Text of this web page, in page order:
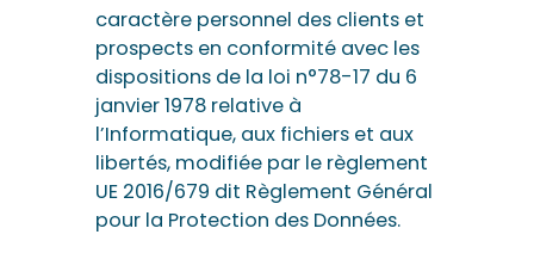
caractère personnel des clients et
prospects en conformité avec les
dispositions de la loi n°78-17 du 6
janvier 1978 relative à
l’Informatique, aux fichiers et aux
libertés, modifiée par le règlement
UE 2016/679 dit Règlement Général
pour la Protection des Données.